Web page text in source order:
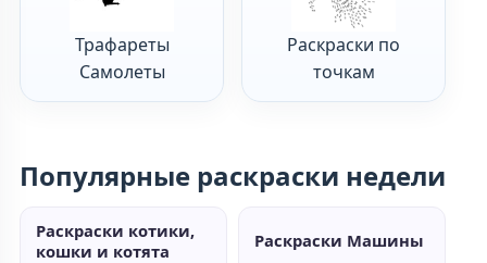
Трафареты
Самолеты
Раскраски по
точкам
Популярные раскраски недели
Раскраски котики,
кошки и котята
Раскраски Машины